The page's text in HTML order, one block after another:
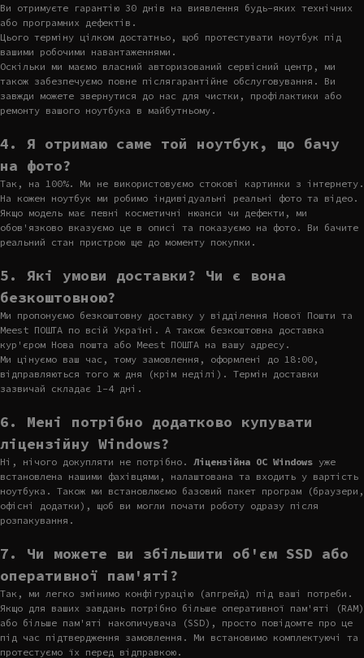
Ви отримуєте гарантію 30 днів на виявлення будь-яких технічних
або програмних дефектів.
Цього терміну цілком достатньо, щоб протестувати ноутбук під
вашими робочими навантаженнями.
Оскільки ми маємо власний авторизований сервісний центр, ми
також забезпечуємо повне післягарантійне обслуговування. Ви
завжди можете звернутися до нас для чистки, профілактики або
ремонту вашого ноутбука в майбутньому.
4. Я отримаю саме той ноутбук, що бачу
на фото?
Так, на 100%. Ми не використовуємо стокові картинки з інтернету.
На кожен ноутбук ми робимо індивідуальні реальні фото та відео.
Якщо модель має певні косметичні нюанси чи дефекти, ми
обов'язково вказуємо це в описі та показуємо на фото. Ви бачите
реальний стан пристрою ще до моменту покупки.
5. Які умови доставки? Чи є вона
безкоштовною?
Ми пропонуємо безкоштовну доставку у відділення Нової Пошти та
Meest ПОШТА по всій Україні. А також безкоштовна доставка
кур'єром Нова пошта або Meest ПОШТА на вашу адресу.
Ми цінуємо ваш час, тому замовлення, оформлені до 18:00,
відправляються того ж дня (крім неділі). Термін доставки
зазвичай складає 1-4 дні.
6. Мені потрібно додатково купувати
ліцензійну Windows?
Ні, нічого докупляти не потрібно. Ліцензійна ОС Windows уже
встановлена нашими фахівцями, налаштована та входить у вартість
ноутбука. Також ми встановлюємо базовий пакет програм (браузери,
офісні додатки), щоб ви могли почати роботу одразу після
розпакування.
7. Чи можете ви збільшити об'єм SSD або
оперативної пам'яті?
Так, ми легко змінимо конфігурацію (апгрейд) під ваші потреби.
Якщо для ваших завдань потрібно більше оперативної пам'яті (RAM)
або більше пам'яті накопичувача (SSD), просто повідомте про це
під час підтвердження замовлення. Ми встановимо комплектуючі та
протестуємо їх перед відправкою.